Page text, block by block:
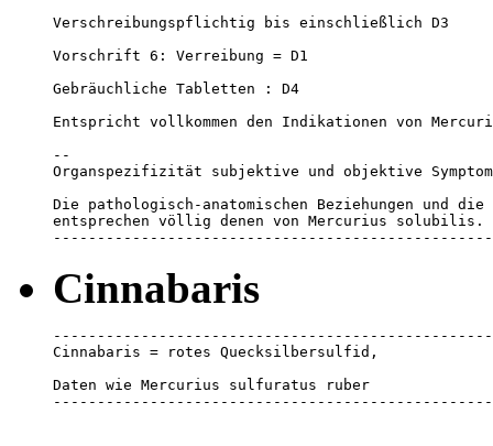
Verschreibungspflichtig bis einschließlich D3
Vorschrift 6: Verreibung = D1
Gebräuchliche Tabletten : D4
Entspricht vollkommen den Indikationen von
--
Organspezifizität subjektive und objektive
Die pathologisch-anatomischen Beziehungen und die
entsprechen völlig denen von Mercurius solubilis.
Cinnabaris
Cinnabaris = rotes Quecksilbersulfid,
Daten wie Mercurius sulfuratus ruber